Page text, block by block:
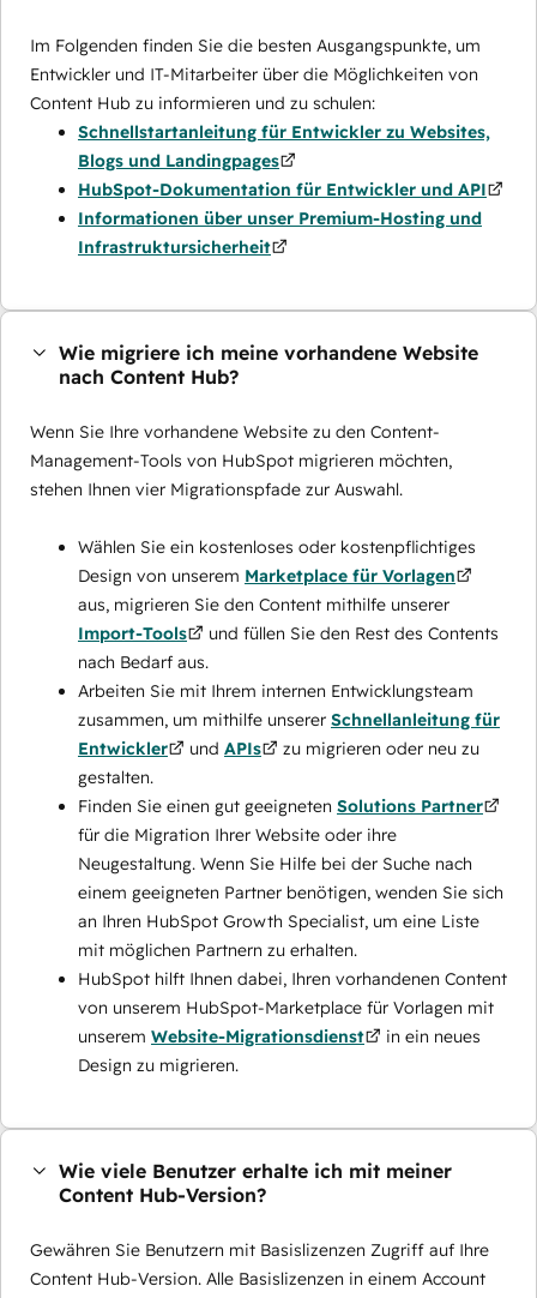
Im Folgenden finden Sie die besten Ausgangspunkte, um
Entwickler und IT-Mitarbeiter über die Möglichkeiten von
Content Hub zu informieren und zu schulen:
Schnellstartanleitung für Entwickler zu Websites,
Blogs und Landingpages
HubSpot-Dokumentation für Entwickler und API
Informationen über unser Premium-Hosting und
Infrastruktursicherheit
Wie migriere ich meine vorhandene Website
nach Content Hub?
Wenn Sie Ihre vorhandene Website zu den Content-
Management-Tools von HubSpot migrieren möchten,
stehen Ihnen vier Migrationspfade zur Auswahl.
Wählen Sie ein kostenloses oder kostenpflichtiges
Design von unserem Marketplace für Vorlagen
aus, migrieren Sie den Content mithilfe unserer
Import-Tools
und füllen Sie den Rest des Contents
nach Bedarf aus.
Arbeiten Sie mit Ihrem internen Entwicklungsteam
zusammen, um mithilfe unserer Schnellanleitung für
Entwickler
und APIs
zu migrieren oder neu zu
gestalten.
Finden Sie einen gut geeigneten Solutions Partner
für die Migration Ihrer Website oder ihre
Neugestaltung. Wenn Sie Hilfe bei der Suche nach
einem geeigneten Partner benötigen, wenden Sie sich
an Ihren HubSpot Growth Specialist, um eine Liste
mit möglichen Partnern zu erhalten.
HubSpot hilft Ihnen dabei, Ihren vorhandenen Content
von unserem HubSpot-Marketplace für Vorlagen mit
unserem Website-Migrationsdienst
in ein neues
Design zu migrieren.
Wie viele Benutzer erhalte ich mit meiner
Content Hub-Version?
Gewähren Sie Benutzern mit Basislizenzen Zugriff auf Ihre
Content Hub-Version. Alle Basislizenzen in einem Account